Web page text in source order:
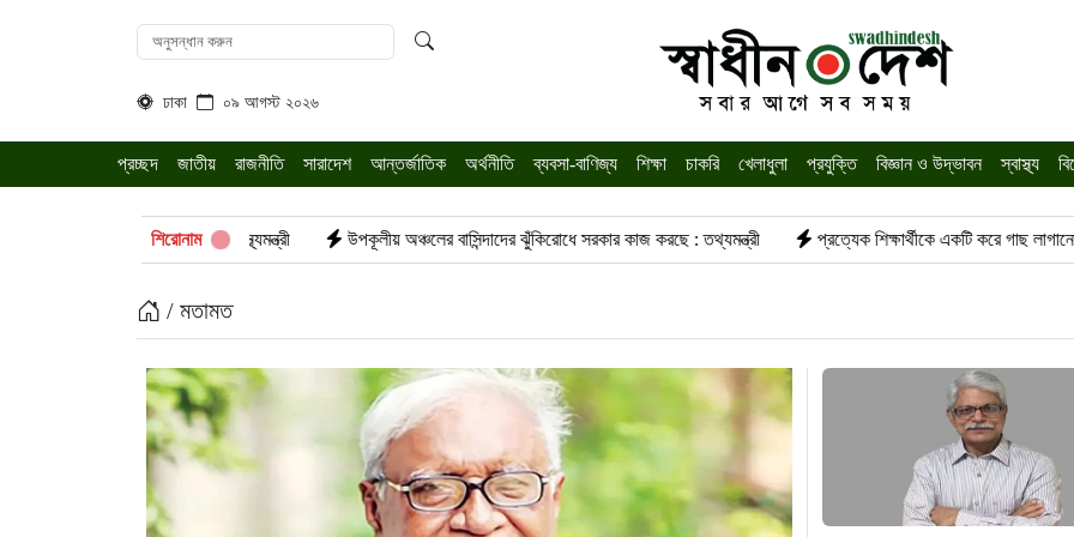
ঢাকা ০৯ আগস্ট ২০২৬
প্রচ্ছদ জাতীয় রাজনীতি সারাদেশ আন্তর্জাতিক অর্থনীতি ব্যবসা-বাণিজ্য শিক্ষা চাকরি খেলাধুলা প্রযুক্তি বিজ্ঞান ও উদ্ভাবন স্বাস্থ্য
শিরোনাম উপকূলীয় অঞ্চলের বাসিন্দাদের ঝুঁকিরোধে সরকার কাজ করছে : তথ্যমন্ত্রী প্রত্যেক শিক্ষার্থীকে একটি করে গাছ লাগানোর আহ্বান প্রতিমন্ত্রী
/ মতামত